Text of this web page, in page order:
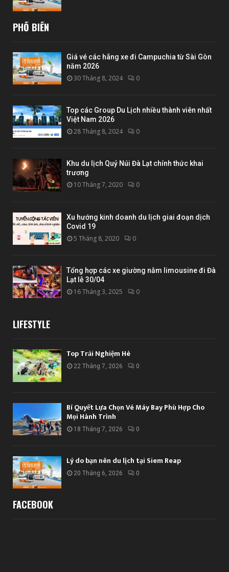
PHỔ BIẾN
Giá vé các hãng xe đi Campuchia từ Sài Gòn
năm 2026
30 Tháng 8, 2024 0
Top các Group Du Lịch nhiều thành viên nhất
Việt Nam 2026
28 Tháng 8, 2024 0
Khu du lịch Quỷ Núi Đà Lạt chính thức khai
trương
10 Tháng 7, 2020 0
Xu hướng kinh doanh du lịch giai đoạn dịch
Covid 19
5 Tháng 8, 2020 0
Tổng hợp các xe giường nằm limousine đi Đà
Lạt lễ 30/04
16 Tháng 3, 2025 0
LIFESTYLE
Top Trải Nghiệm Hè
22 Tháng 7, 2026 0
Bí Quyết Lựa Chọn Vé Máy Bay Phù Hợp Cho
Mọi Hành Trình
18 Tháng 7, 2026 0
Lý do bạn nên du lịch tại Siem Reap
20 Tháng 6, 2026 0
FACEBOOK